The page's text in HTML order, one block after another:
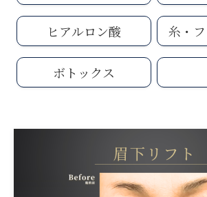
ヒアルロン酸 糸・
ボトックス